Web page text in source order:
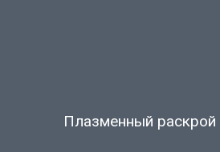
Плазменный раскрой